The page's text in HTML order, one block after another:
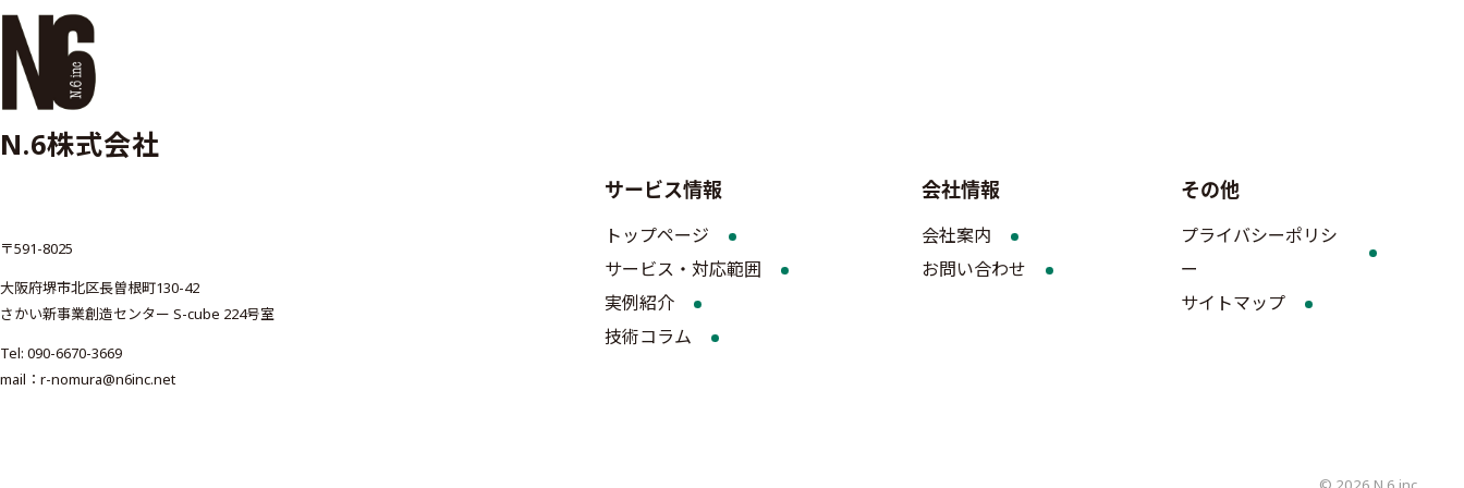
N.6株式会社
〒591-8025
大阪府堺市北区長曽根町130-42
さかい新事業創造センター S-cube 224号室
Tel: 090-6670-3669
mail： r-nomura@n6inc.net
サービス情報
トップページ
サービス・対応範囲
実例紹介
技術コラム
会社情報
会社案内
お問い合わせ
その他
プライバシーポリシ
ー
サイトマップ